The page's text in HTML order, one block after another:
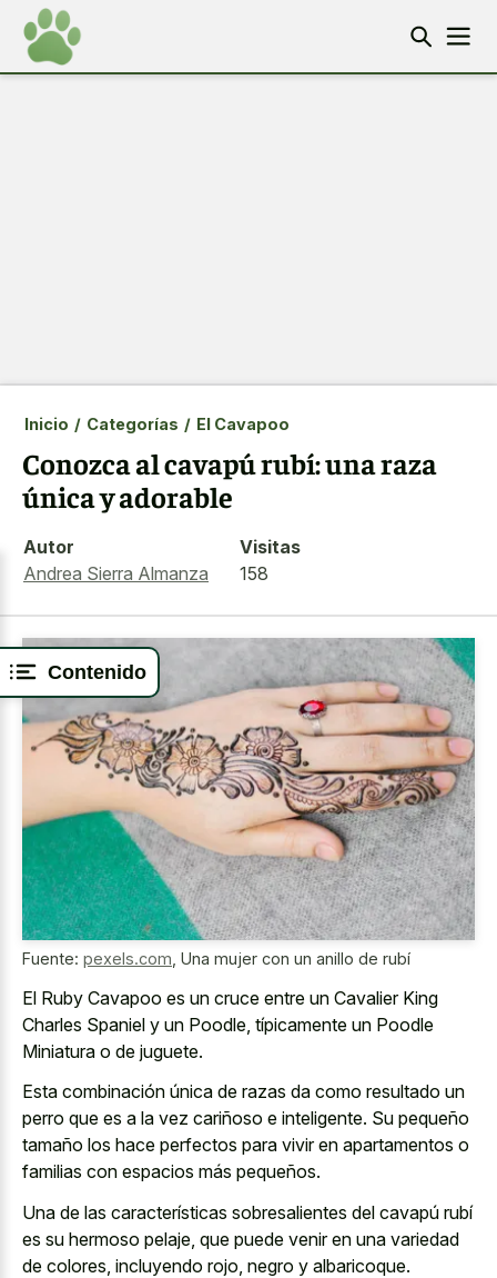
Contenido
Inicio / Categorías / El Cavapoo
Conozca al cavapú rubí: una raza
única y adorable
Autor
Andrea Sierra Almanza
Visitas
158
Fuente: pexels.com Una mujer con un anillo de rubí
El Ruby Cavapoo es un cruce entre un Cavalier King
Charles Spaniel y un Poodle, típicamente un Poodle
Miniatura o de juguete.
Esta combinación única de razas da como resultado un
perro que es a la vez cariñoso e inteligente. Su pequeño
tamaño los hace perfectos para vivir en apartamentos o
familias con espacios más pequeños.
Una de las características sobresalientes del cavapú rubí
es su hermoso pelaje, que puede venir en una variedad
de colores, incluyendo rojo, negro y albaricoque.